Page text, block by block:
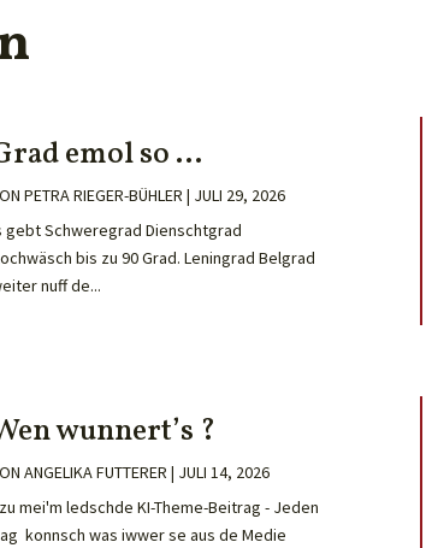
emol so …
PETRA RIEGER-BÜHLER | JULI 29, 2026
gebt Schweregrad Dienschtgrad
bis zu 90 Grad. Leningrad Belgrad
nuff de...
wunnert’s ?
ANGELIKA FUTTERER | JULI 14, 2026
mei'm ledschde KI-Theme-Beitrag - Jeden
konnsch was iwwer se aus de Medie